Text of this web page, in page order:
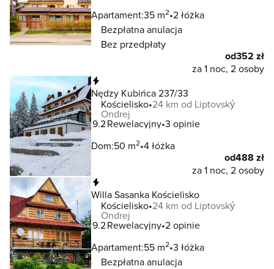
Apartament:35 m2 2 łóżka
Bezpłatna anulacja
Bez przedpłaty
od352 zł
za 1 noc, 2 osoby
Nędzy Kubińca 237/33
Kościelisko 24 km od Liptovský
Ondrej
9.2Rewelacyjny 3 opinie
Dom:50 m2 4 łóżka
od488 zł
za 1 noc, 2 osoby
Willa Sasanka Kościelisko
Kościelisko 24 km od Liptovský
Ondrej
9.2Rewelacyjny 2 opinie
Apartament:55 m2 3 łóżka
Bezpłatna anulacja